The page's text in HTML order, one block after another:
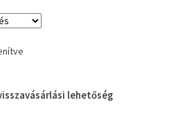
lehetőség